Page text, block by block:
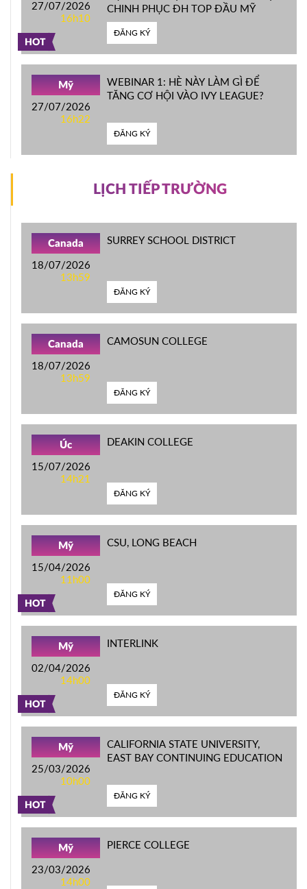
HOT
27/07/2026
16h10
CHINH PHỤC ĐH TOP ĐẦU MỸ
ĐĂNG KÝ
Mỹ
27/07/2026
16h22
WEBINAR 1: HÈ NÀY LÀM GÌ ĐỂ
TĂNG CƠ HỘI VÀO IVY LEAGUE?
ĐĂNG KÝ
LỊCH TIẾP TRƯỜNG
Canada
18/07/2026
13h59
SURREY SCHOOL DISTRICT
ĐĂNG KÝ
Canada
18/07/2026
13h59
CAMOSUN COLLEGE
ĐĂNG KÝ
Úc
15/07/2026
14h21
DEAKIN COLLEGE
ĐĂNG KÝ
HOT
Mỹ
15/04/2026
11h00
CSU, LONG BEACH
ĐĂNG KÝ
HOT
Mỹ
02/04/2026
14h00
INTERLINK
ĐĂNG KÝ
HOT
Mỹ
25/03/2026
10h00
CALIFORNIA STATE UNIVERSITY,
EAST BAY CONTINUING EDUCATION
ĐĂNG KÝ
Mỹ
23/03/2026
14h00
PIERCE COLLEGE